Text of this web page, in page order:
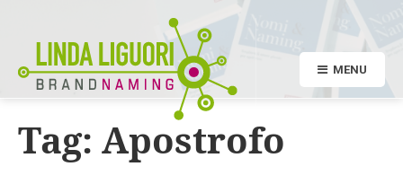
MENU
Tag: Apostrofo